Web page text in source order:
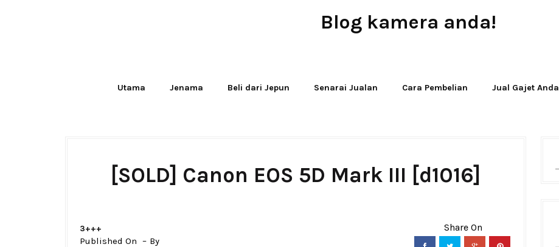
Blog kamera anda!
Utama Jenama Beli dari Jepun Senarai Jualan Cara Pembelian Jual Gajet Anda
[SOLD] Canon EOS 5D Mark III [d1016]
3+++
Published On By